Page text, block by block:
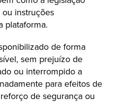
ou instruções
plataforma.
de forma
sem prejuízo de
ou interrompido a
para efeitos de
de segurança ou